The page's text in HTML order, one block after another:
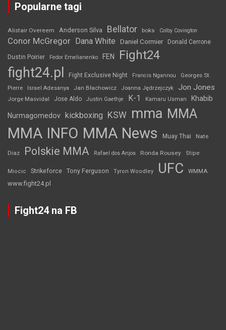
Popularne tagi
Alistair Overeem Anderson Silva Bellator boks Colby Covington
Conor McGregor Dana White Daniel Cormier Donald Cerrone
Dustin Poirier Fedor Emelianenko FEN Fight24
fight24.pl Fight Exclusive Night Francis Ngannou
Georges St.
Pierre
Israel Adesanya Jan Błachowicz Joanna Jędrzejczyk Jon Jones
Jorge Masvidal Jose Aldo Justin Gaethje K-1 Kamaru Usman Khabib
Nurmagomedov kickboxing KSW mma MMA
MMA INFO MMA News Muay Thai Nate
Diaz Polskie MMA Rafael dos Anjos Ronda Rousey Stipe
Miocic Strikeforce Tony Ferguson Tyron Woodley UFC WMMA
www.fight24.pl
Fight24 na FB